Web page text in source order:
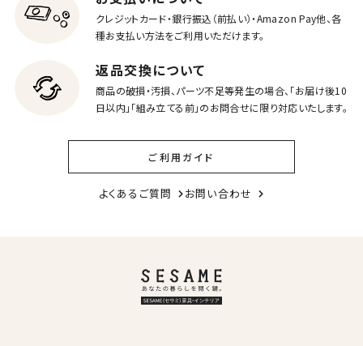
クレジットカード・銀行振込（前払い）・Amazon Pay他、各
種お支払い方法をご利用いただけます。
返品交換について
商品の破損・汚損、パーツ不足等発生の場合、「お届け後10
日以内」「組み立てる前」のお問合せに限り対応いたします。
ご利用ガイド
よくあるご質問 お問い合わせ